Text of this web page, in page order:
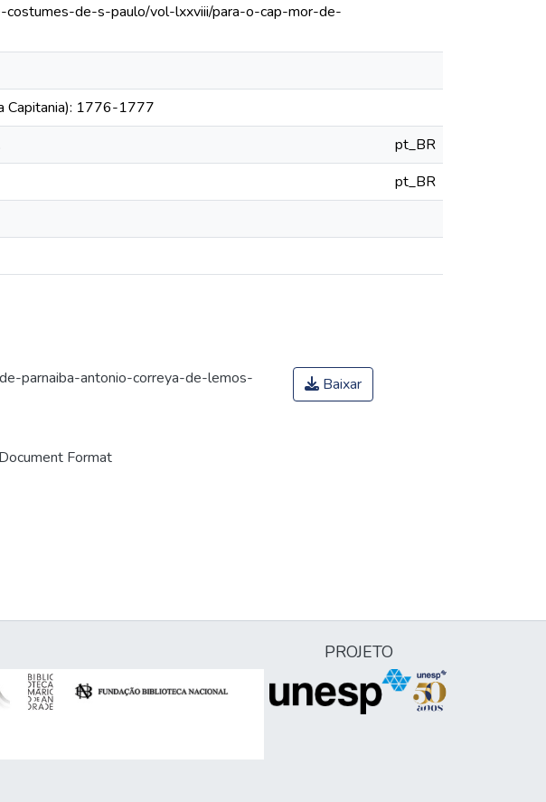
de-s-paulo/vol-lxxviii/para-o-cap-mor-de-
Capitania): 1776-1777
pt_BR
pt_BR
parnaiba-antonio-correya-de-lemos-
Format
Baixar
PROJETO